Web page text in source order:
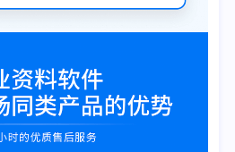
有限责任公司、贵州建工集团第八